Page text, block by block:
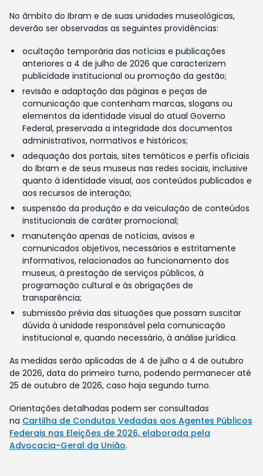
No âmbito do Ibram e de suas unidades museológicas,
deverão ser observadas as seguintes providências:
ocultação temporária das notícias e publicações
anteriores a 4 de julho de 2026 que caracterizem
publicidade institucional ou promoção da gestão;
revisão e adaptação das páginas e peças de
comunicação que contenham marcas, slogans ou
elementos da identidade visual do atual Governo
Federal, preservada a integridade dos documentos
administrativos, normativos e históricos;
adequação dos portais, sites temáticos e perfis oficiais
do Ibram e de seus museus nas redes sociais, inclusive
quanto à identidade visual, aos conteúdos publicados e
aos recursos de interação;
suspensão da produção e da veiculação de conteúdos
institucionais de caráter promocional;
manutenção apenas de notícias, avisos e
comunicados objetivos, necessários e estritamente
informativos, relacionados ao funcionamento dos
museus, à prestação de serviços públicos, à
programação cultural e às obrigações de
transparência;
submissão prévia das situações que possam suscitar
dúvida à unidade responsável pela comunicação
institucional e, quando necessário, à análise jurídica.
As medidas serão aplicadas de 4 de julho a 4 de outubro
de 2026, data do primeiro turno, podendo permanecer até
25 de outubro de 2026, caso haja segundo turno.
Orientações detalhadas podem ser consultadas
na Cartilha de Condutas Vedadas aos Agentes Públicos
Federais nas Eleições de 2026, elaborada pela
Advocacia-Geral da União.